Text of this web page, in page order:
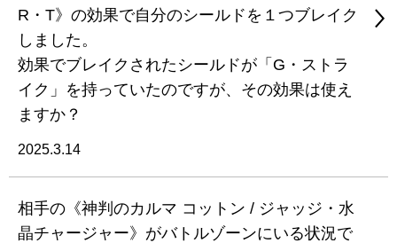
R・T》の効果で自分のシールドを１つブレイク
しました。
効果でブレイクされたシールドが「G・ストラ
イク」を持っていたのですが、その効果は使え
ますか？
2025.3.14
相手の《神判のカルマ コットン / ジャッジ・水
晶チャージャー》がバトルゾーンにいる状況で